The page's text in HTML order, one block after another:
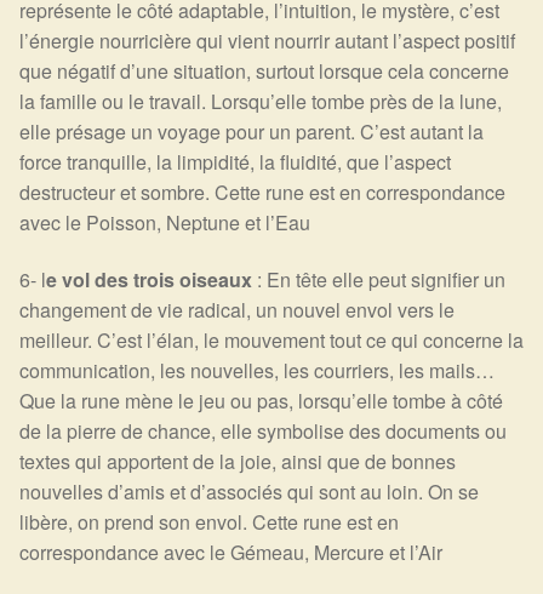
représente le côté adaptable, l’intuition, le mystère, c’est
l’énergie nourricière qui vient nourrir autant l’aspect positif
que négatif d’une situation, surtout lorsque cela concerne
la famille ou le travail. Lorsqu’elle tombe près de la lune,
elle présage un voyage pour un parent. C’est autant la
force tranquille, la limpidité, la fluidité, que l’aspect
destructeur et sombre. Cette rune est en correspondance
avec le Poisson, Neptune et l’Eau
6- le vol des trois oiseaux : En tête elle peut signifier un
changement de vie radical, un nouvel envol vers le
meilleur. C’est l’élan, le mouvement tout ce qui concerne la
communication, les nouvelles, les courriers, les mails…
Que la rune mène le jeu ou pas, lorsqu’elle tombe à côté
de la pierre de chance, elle symbolise des documents ou
textes qui apportent de la joie, ainsi que de bonnes
nouvelles d’amis et d’associés qui sont au loin. On se
libère, on prend son envol. Cette rune est en
correspondance avec le Gémeau, Mercure et l’Air